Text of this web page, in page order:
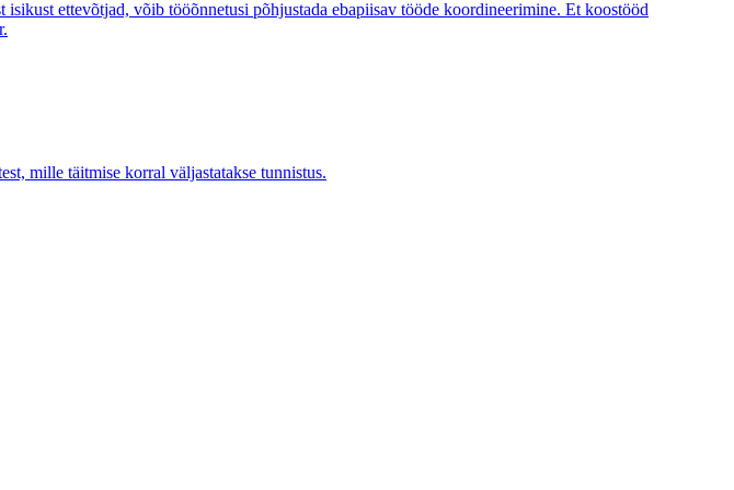
ettevõtjad, võib tööõnnetusi põhjustada ebapiisav tööde koordineerimine. Et koostööd
mille täitmise korral väljastatakse tunnistus.